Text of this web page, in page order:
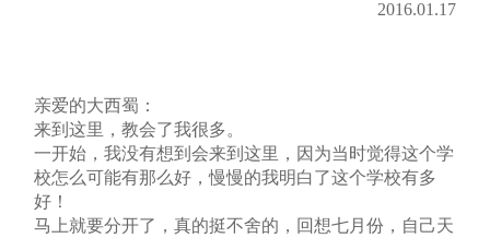
2016.01.17
亲爱的大西蜀：
来到这里，教会了我很多。
一开始，我没有想到会来到这里，因为当时觉得这个学
校怎么可能有那么好，慢慢的我明白了这个学校有多
好！
马上就要分开了，真的挺不舍的，回想七月份，自己天